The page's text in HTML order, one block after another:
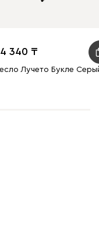
340
Лучето Букле